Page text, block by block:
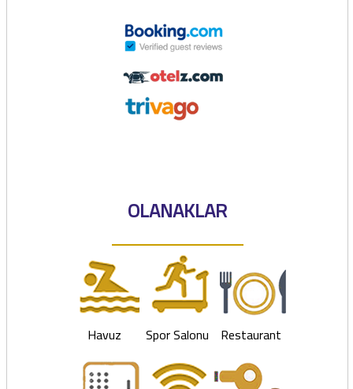
OLANAKLAR
Havuz Spor Salonu Restaurant